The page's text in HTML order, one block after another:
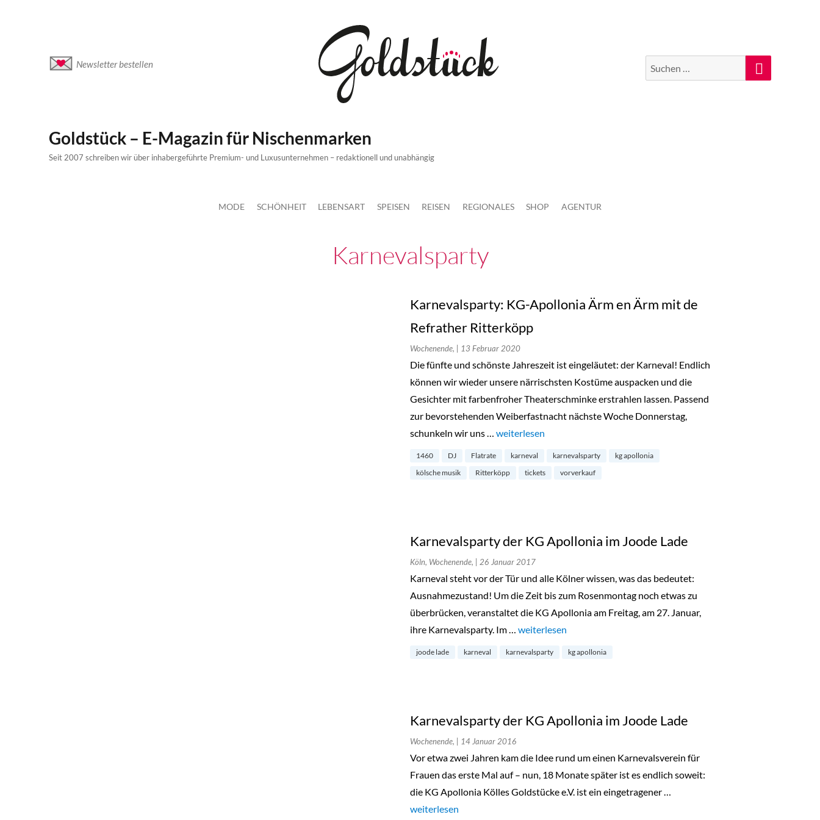
Newsletter bestellen
Suche
nach:
Suchen
Goldstück – E-Magazin für Nischenmarken
Seit 2007 schreiben wir über inhabergeführte Premium- und Luxusunternehmen – redaktionell und unabhängig
MODE SCHÖNHEIT LEBENSART SPEISEN REISEN REGIONALES SHOP AGENTUR
Karnevalsparty
Karnevalsparty: KG-Apollonia Ärm en Ärm mit de
Refrather Ritterköpp
Wochenende, | 13 Februar 2020
Die fünfte und schönste Jahreszeit ist eingeläutet: der Karneval! Endlich
können wir wieder unsere närrischsten Kostüme auspacken und die
Gesichter mit farbenfroher Theaterschminke erstrahlen lassen. Passend
zur bevorstehenden Weiberfastnacht nächste Woche Donnerstag,
schunkeln wir uns … „Karnevalsparty: KG-Apollonia Ärm en Ärm mit de Refrather Ritterköpp“
weiterlesen
1460 DJ Flatrate karneval karnevalsparty
kg apollonia
kölsche musik
Ritterköpp tickets vorverkauf
Karnevalsparty der KG Apollonia im Joode Lade
Köln, Wochenende, | 26 Januar 2017
Karneval steht vor der Tür und alle Kölner wissen, was das bedeutet:
Ausnahmezustand! Um die Zeit bis zum Rosenmontag noch etwas zu
überbrücken, veranstaltet die KG Apollonia am Freitag, am 27. Januar,
ihre Karnevalsparty. Im … „Karnevalsparty der KG Apollonia im Joode Lade“
weiterlesen
joode lade karneval karnevalsparty kg apollonia
Karnevalsparty der KG Apollonia im Joode Lade
Wochenende, | 14 Januar 2016
Vor etwa zwei Jahren kam die Idee rund um einen Karnevalsverein für
Frauen das erste Mal auf – nun, 18 Monate später ist es endlich soweit:
die KG Apollonia Kölles Goldstücke e.V. ist ein eingetragener …
„Karnevalsparty der KG Apollonia im Joode Lade“
weiterlesen